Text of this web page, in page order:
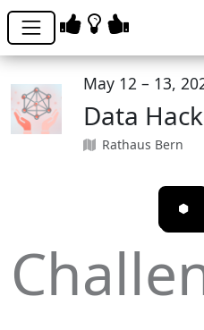
May 12 – 13,
Data
Rathaus Bern
⬢